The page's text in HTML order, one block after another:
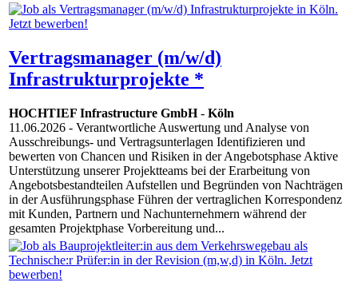
Vertragsmanager (m/w/d)
Infrastrukturprojekte *
HOCHTIEF Infrastructure GmbH- Köln
11.06.2026 - Verantwortliche Auswertung und Analyse von
Ausschreibungs- und Vertragsunterlagen Identifizieren und
bewerten von Chancen und Risiken in der Angebotsphase Aktive
Unterstützung unserer Projektteams bei der Erarbeitung von
Angebotsbestandteilen Aufstellen und Begründen von Nachträgen
in der Ausführungsphase Führen der vertraglichen Korrespondenz
mit Kunden, Partnern und Nachunternehmern während der
gesamten Projektphase Vorbereitung und...